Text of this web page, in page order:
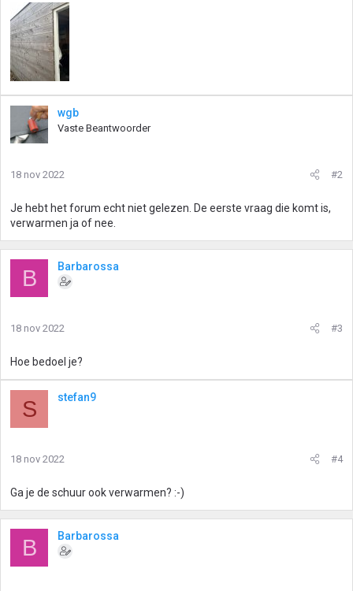
wgb
Vaste Beantwoorder
18 nov 2022 #2
Je hebt het forum echt niet gelezen. De eerste vraag die komt is,
verwarmen ja of nee.
B Barbarossa
18 nov 2022 #3
Hoe bedoel je?
S stefan9
18 nov 2022 #4
Ga je de schuur ook verwarmen? :-)
B Barbarossa